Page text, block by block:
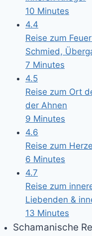
10 Minutes
4.4
Reise zum
Schmied,
7 Minutes
4.5
Reise zum Ort
der Ahnen
9 Minutes
4.6
Reise zum
6 Minutes
4.7
Reise zum
Liebenden &
13 Minutes
Schamanische